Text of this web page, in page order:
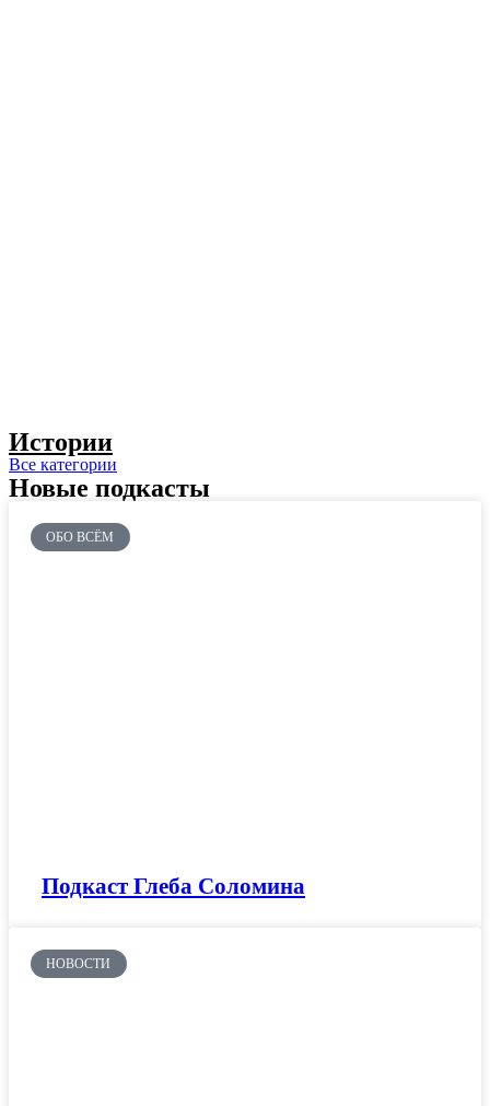
Истории
Все категории
Новые подкасты
ОБО ВСЁМ
Подкаст Глеба Соломина
НОВОСТИ